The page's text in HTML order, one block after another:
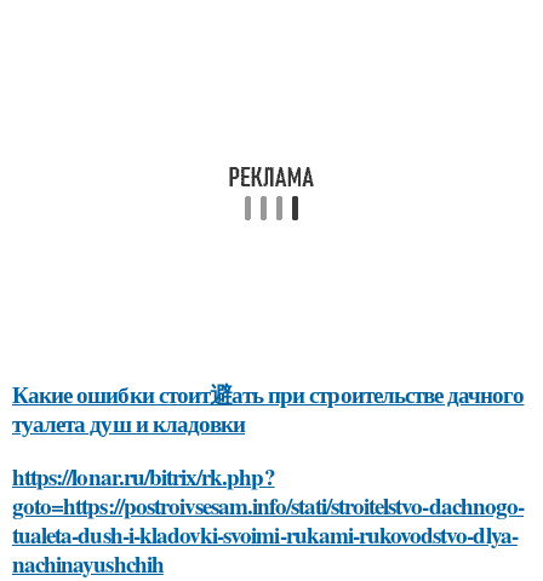
Какие ошибки стоит避ать при строительстве дачного
туалета душ и кладовки
https://lonar.ru/bitrix/rk.php?
goto=https://postroivsesam.info/stati/stroitelstvo-dachnogo-
tualeta-dush-i-kladovki-svoimi-rukami-rukovodstvo-dlya-
nachinayushchih